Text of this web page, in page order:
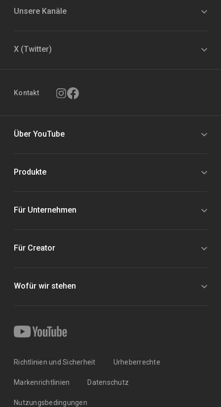
Unsere Kanäle
X (Twitter)
Kontakt
Über YouTube
Produkte
Für Unternehmen
Für Creator
Wofür wir stehen
Richtlinien und Sicherheit Urheberrechte
Markenrichtlinien Datenschutz
Nutzungsbedingungen